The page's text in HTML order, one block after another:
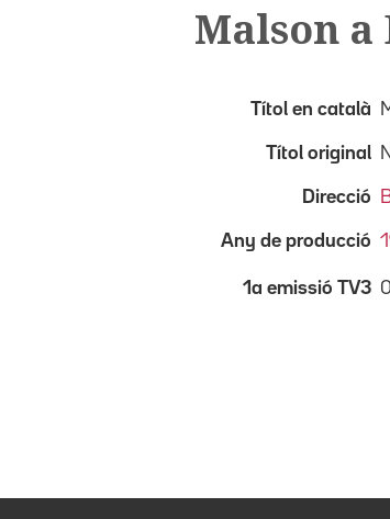
Malson
Títol en català
Títol original
Direcció
Any de producció
1a emissió TV3